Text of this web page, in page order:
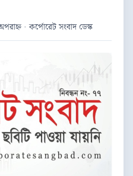
· কর্পোরেট সংবাদ ডেস্ক